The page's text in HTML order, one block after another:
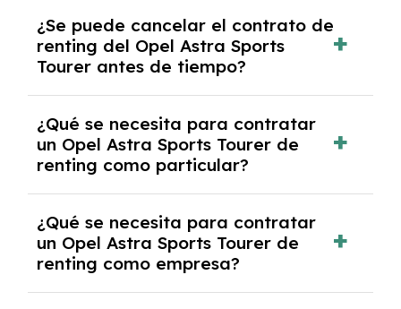
tendrás que pagar ningún tipo de entrada
salvo en casos que lo exija el proveedor
debido al resultado del estudio de viabilidad
económica.
¿Se puede cancelar el contrato de
renting del Opel Astra Sports
Tourer antes de tiempo?
pero puede haber penalizaciones por
cancelación anticipada. Es importante revisar
las condiciones del contrato y hablar con un
experto que te asesore.
¿Qué se necesita para contratar
un Opel Astra Sports Tourer de
renting como particular?
y, en algunos casos, una consulta de solvencia
crediticia y un pago inicial.
¿Qué se necesita para contratar
un Opel Astra Sports Tourer de
renting como empresa?